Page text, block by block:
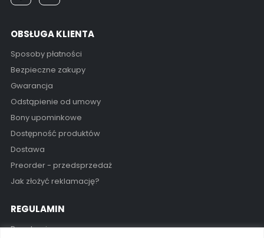
OBSŁUGA KLIENTA
Sposoby płatności
Bezpieczne zakupy
Gwarancja
Odstąpienie od umowy
Bony upominkowe
Dostępność produktów
Dostawa
Preorder - przedsprzedaż
Jak złożyć reklamację?
REGULAMIN
Regulamin